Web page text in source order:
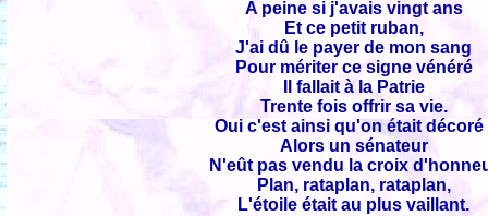
A peine si j'avais vingt ans
Et ce petit ruban,
J'ai dû le payer de mon sang
Pour mériter ce signe vénéré
Il fallait à la Patrie
Trente fois offrir sa vie.
Oui c'est ainsi qu'on était décoré
Alors un sénateur
N'eût pas vendu la croix
Plan, rataplan, rataplan,
L'étoile était au plus vaillant.